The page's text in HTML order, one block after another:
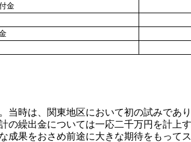
金
時は、関東地区において初の試みであ
繰出金については一応二千万円を計上
果をおさめ前途に大きな期待をもって